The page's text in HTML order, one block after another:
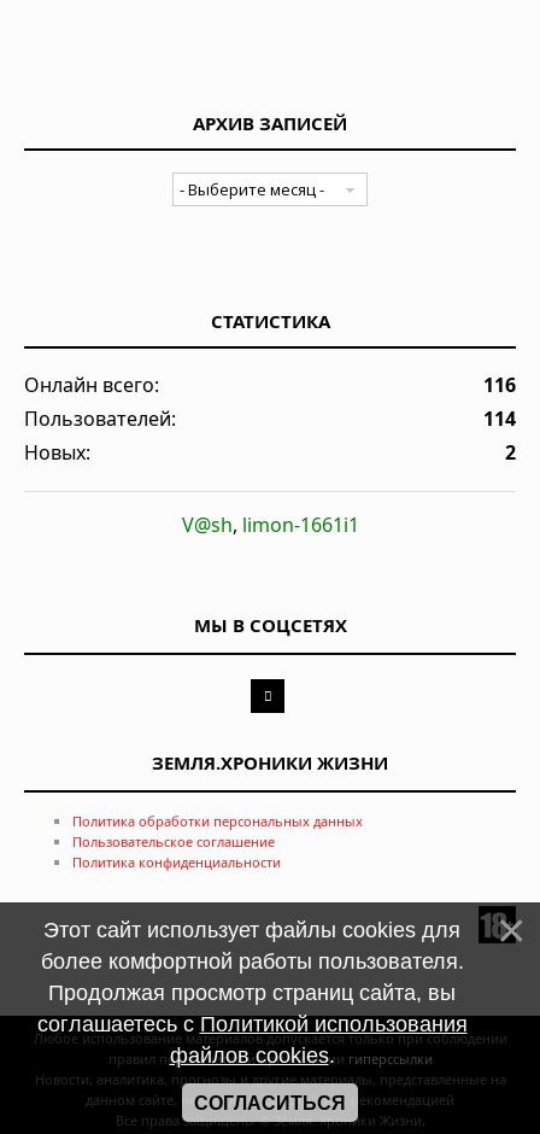
АРХИВ ЗАПИСЕЙ
СТАТИСТИКА
Онлайн всего:
116
Пользователей:
114
Новых:
2
V@sh, limon-1661i1
МЫ В СОЦСЕТЯХ
ЗЕМЛЯ.ХРОНИКИ ЖИЗНИ
Политика обработки персональных данных
Пользовательское соглашение
Политика конфиденциальности
Любое использование материалов допускается только при соблюдении
правил перепечатки и при наличии гиперссылки
Новости, аналитика, прогнозы и другие материалы, представленные на
данном сайте, не являются офертой или рекомендацией
Все права защищены © Земля. Хроники Жизни,
Этот сайт использует файлы cookies для
более комфортной работы пользователя.
Продолжая просмотр страниц сайта, вы
соглашаетесь с Политикой использования
файлов cookies.
СОГЛАСИТЬСЯ